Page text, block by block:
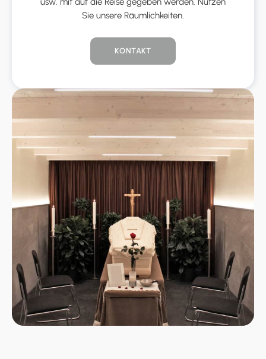
Sie unsere Räumlichkeiten.
KONTAKT